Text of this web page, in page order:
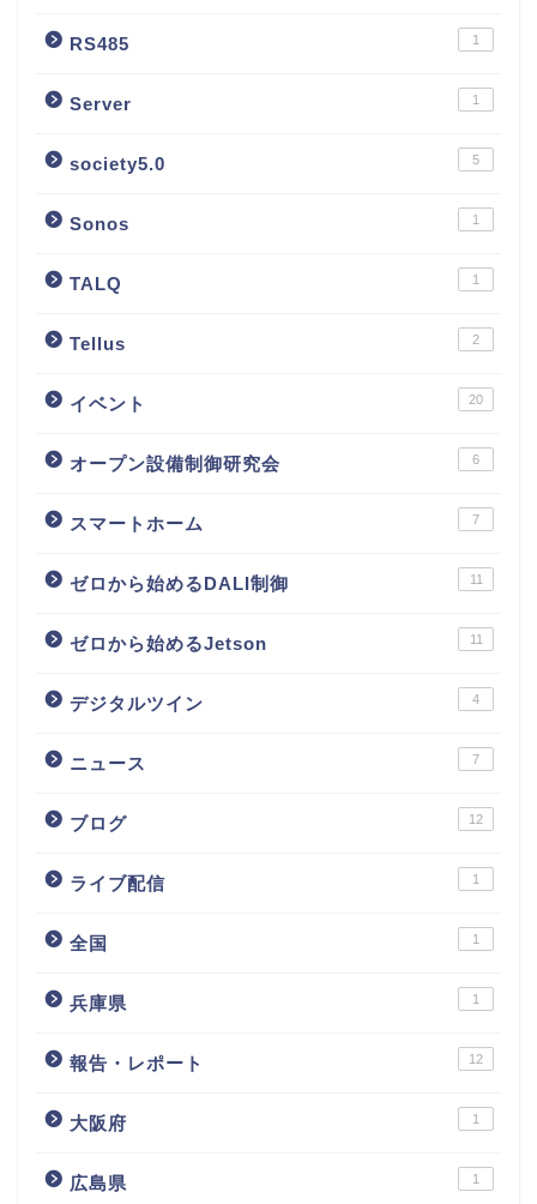
RS485 1
Server 1
society5.0 5
Sonos 1
TALQ 1
Tellus 2
イベント 20
オープン設備制御研究会 6
スマートホーム 7
ゼロから始めるDALI制御 11
ゼロから始めるJetson 11
デジタルツイン 4
ニュース 7
ブログ 12
ライブ配信 1
全国 1
兵庫県 1
報告・レポート 12
大阪府 1
広島県 1